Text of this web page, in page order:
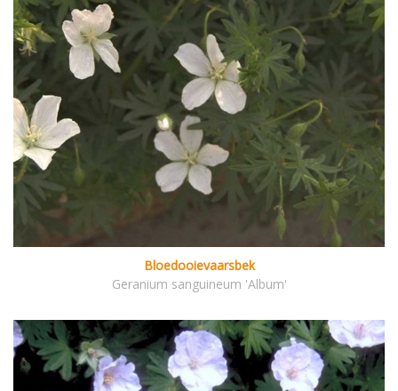
Bloedooievaarsbek
Geranium sanguineum 'Album'